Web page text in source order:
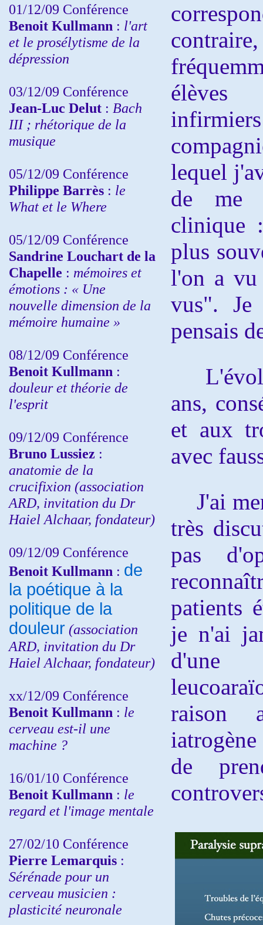
01/12/09 Conférence
Benoit Kullmann : l'art
et le prosélytisme de la
dépression
03/12/09 Conférence
Jean-Luc Delut : Bach
III ; rhétorique de la
musique
05/12/09 Conférence
Philippe Barrès : le
What et le Where
05/12/09 Conférence
Sandrine Louchart de la
Chapelle : mémoires et
émotions : « Une
nouvelle dimension de la
mémoire humaine »
08/12/09 Conférence
Benoit Kullmann :
douleur et théorie de
l'esprit
09/12/09 Conférence
Bruno Lussiez :
anatomie de la
crucifixion (association
ARD, invitation du Dr
Haiel Alchaar, fondateur)
09/12/09 Conférence
Benoit Kullmann : de
la poétique à la
politique de la
douleur (association
ARD, invitation du Dr
Haiel Alchaar, fondateur)
xx/12/09 Conférence
Benoit Kullmann : le
cerveau est-il une
machine ?
16/01/10 Conférence
Benoit Kullmann : le
regard et l'image mentale
27/02/10 Conférence
Pierre Lemarquis :
Sérénade pour un
cerveau musicien :
plasticité neuronale
élèves
lequel
de me
clinique
plus
l'on a vu
vus".
pensais
ans,
et aux
avec
J'ai
très
pas
patients
je n'ai
d'une
raison
de